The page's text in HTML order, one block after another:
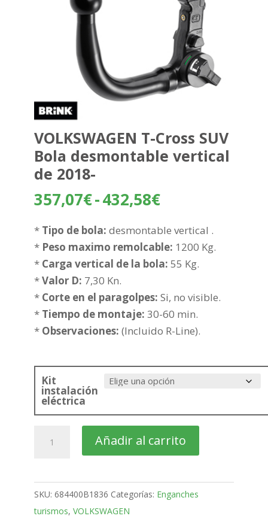
VOLKSWAGEN T-Cross SUV
Bola desmontable vertical
de 2018-
357,07€-432,58€Rango
precios:
desde
357,07€
432,58€
* Tipo de bola: desmontable vertical .
* Peso maximo remolcable: 1200 Kg.
* Carga vertical de la bola: 55 Kg.
*Valor D: 7,30 Kn.
* Corte en el paragolpes: Si, no visible.
* Tiempo de montaje: 30-60 min.
* Observaciones: (Incluido R-Line).
Kit
instalación
eléctrica
VOLKSWAGEN
SUV
Bola
desmontable
Añadir al carrito
SKU: 684400B1836 Categorías: Enganches
turismos, VOLKSWAGEN